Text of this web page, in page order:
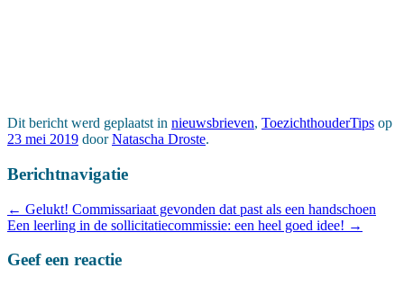
Dit bericht werd geplaatst in nieuwsbrieven, ToezichthouderTips op
23 mei 2019 doorNatascha Droste.
Berichtnavigatie
← Gelukt! Commissariaat gevonden dat past als een handschoen
Een leerling in de sollicitatiecommissie: een heel goed idee! →
Geef een reactie